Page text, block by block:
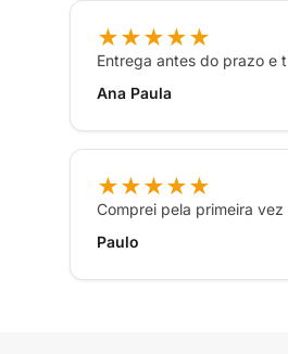
★★★★★
Entrega antes do prazo e
Ana Paula
★★★★★
Comprei pela primeira
Paulo